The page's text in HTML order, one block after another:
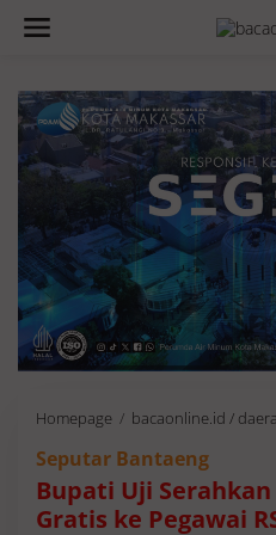
Homepage / bacaonline.id /
Seputar Bantaeng
Bupati Uji
Gratis ke Pegawai